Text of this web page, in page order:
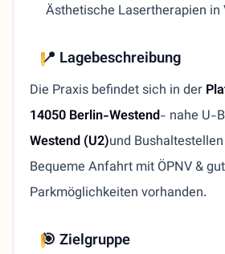
Ästhetische Lasertherapien in
📍 Lagebeschreibung
Die Praxis befindet sich in der
14050 Berlin-Westend- nahe U-
Westend (U2)und
Bequeme Anfahrt mit ÖPNV &
Parkmöglichkeiten vorhanden.
🎯 Zielgruppe